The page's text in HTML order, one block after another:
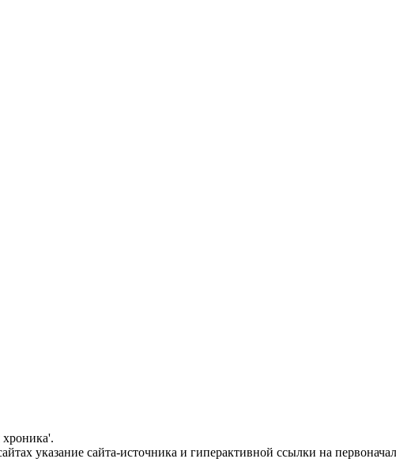
указание сайта-источника и гиперактивной ссылки на